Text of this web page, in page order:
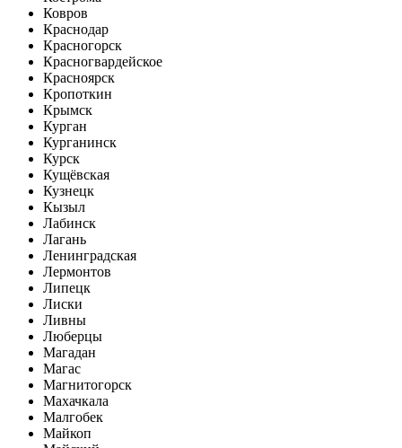
Ковров
Краснодар
Красногорск
Красногвардейское
Красноярск
Кропоткин
Крымск
Курган
Курганинск
Курск
Кущёвская
Кузнецк
Кызыл
Лабинск
Лагань
Ленинградская
Лермонтов
Липецк
Лиски
Ливны
Люберцы
Магадан
Магас
Магнитогорск
Махачкала
Малгобек
Майкоп